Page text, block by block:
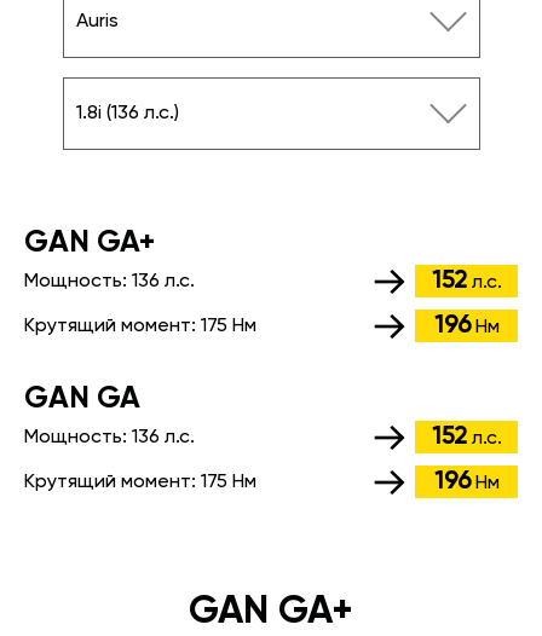
Auris
1.8i (136 л.с.)
GАN GA+
Мощность: 136 л.с. 152 л.с.
Крутящий момент: 175 Нм 196 Нм
GАN GA
Мощность: 136 л.с. 152 л.с.
Крутящий момент: 175 Нм 196 Нм
GAN GA+